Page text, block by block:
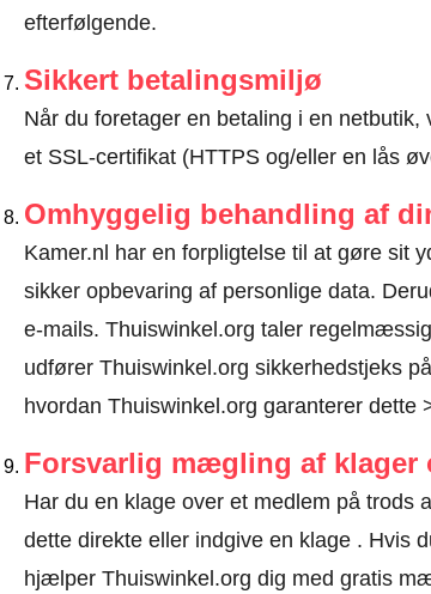
efterfølgende.
Sikkert betalingsmiljø
Når du foretager en betaling i en
et SSL-certifikat (HTTPS og/eller en lås
Omhyggelig behandling af
Kamer.nl har en forpligtelse til at gøre sit
sikker opbevaring af personlige data.
e-mails. Thuiswinkel.org taler
udfører Thuiswinkel.org sikkerhedstjeks
hvordan Thuiswinkel.org garanterer dette
Forsvarlig mægling af
Har du en klage over et medlem på trods
dette direkte ellerindgive en klage. Hvis
hjælper Thuiswinkel.org dig med gratis